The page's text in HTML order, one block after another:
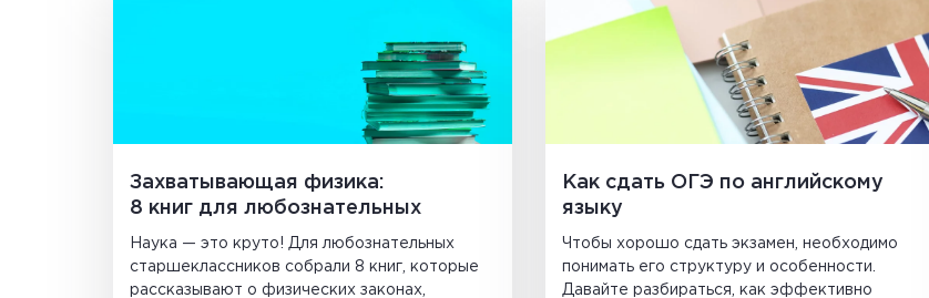
Захватывающая физика:
8 книг для любознательных
Наука — это круто! Для любознательных
старшеклассников собрали 8 книг, которые
рассказывают о физических законах,
Как сдать ОГЭ по английскому
языку
Чтобы хорошо сдать экзамен, необходимо
понимать его структуру и особенности.
Давайте разбираться, как эффективно